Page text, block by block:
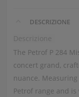
DESCRIZIONE
Descrizione
The Petrof P 284
concert grand,
nuance.
Petrof range and